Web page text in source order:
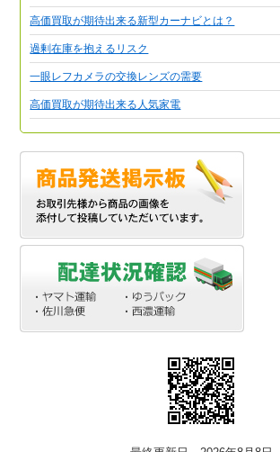
高価買取が期待出来る新型カーナビとは？
過剰在庫を抱えるリスク
一眼レフカメラの交換レンズの需要
高価買取が期待出来る人気家電